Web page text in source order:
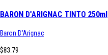
BARON D'ARIGNAC TINTO 250ml
Baron D'Arignac
$83.79